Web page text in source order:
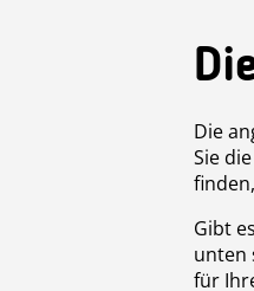
Die
Sie
Gibt
unten
für